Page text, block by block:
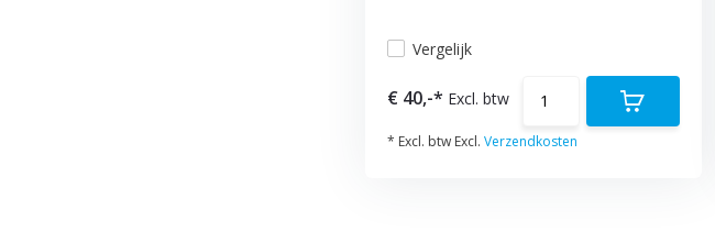
Vergelijk
€ 40,-* Excl. btw
* Excl. btw Excl. Verzendkosten